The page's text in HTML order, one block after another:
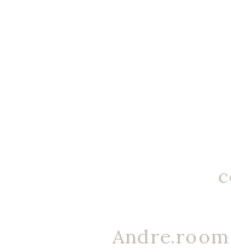
Andre.room